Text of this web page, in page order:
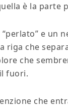
è la parte
e un
riga che
che
fuori.
che